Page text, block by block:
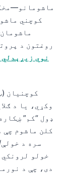
کوچني
روغتون د
نوي
کوچنیان
وکړي، یا د
خولو
دی، چې د